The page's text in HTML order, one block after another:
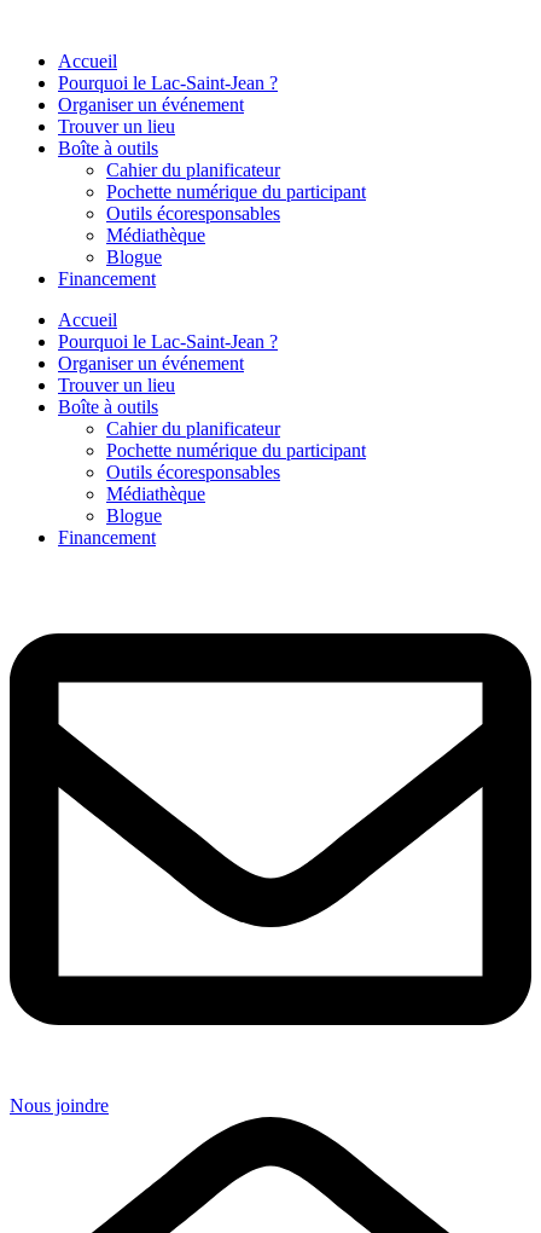
contenuAccueil
Pourquoi le Lac-Saint-Jean ?
Organiser un événement
Trouver un lieu
Boîte à outils
Cahier du planificateur
Pochette numérique du participant
Outils écoresponsables
Médiathèque
Blogue
Financement
Accueil
Pourquoi le Lac-Saint-Jean ?
Organiser un événement
Trouver un lieu
Boîte à outils
Cahier du planificateur
Pochette numérique du participant
Outils écoresponsables
Médiathèque
Blogue
Financement
Nous joindre